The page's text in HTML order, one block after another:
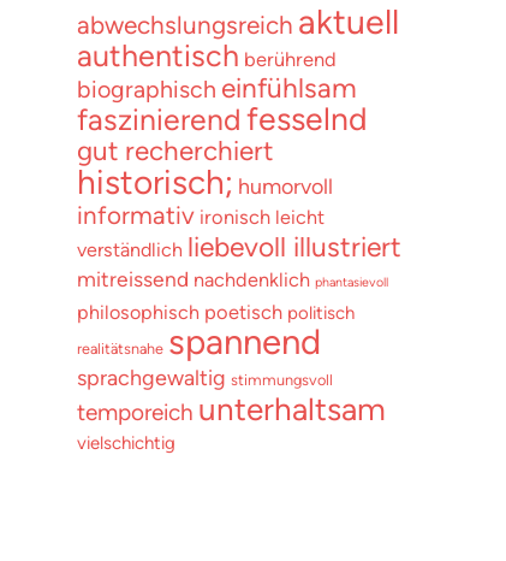
abwechslungsreich aktuell
authentisch berührend
biographisch einfühlsam
faszinierend fesselnd
gut recherchiert
historisch; humorvoll
informativ ironisch leicht
verständlich liebevoll illustriert
mitreissend nachdenklich phantasievoll
philosophisch poetisch politisch
realitätsnahe spannend
sprachgewaltig stimmungsvoll
temporeich unterhaltsam
vielschichtig